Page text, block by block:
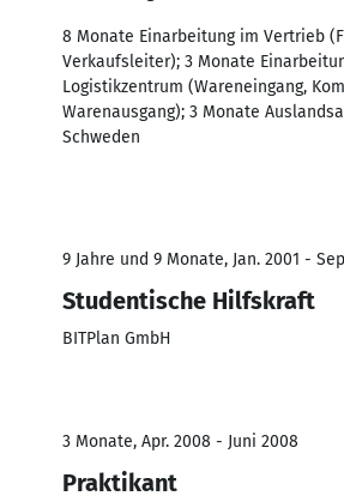
8 Monate Einarbeitung im Vertrieb
Verkaufsleiter); 3 Monate
Logistikzentrum (Wareneingang,
Warenausgang); 3 Monate
Schweden
9 Jahre und 9 Monate, Jan. 2001 -
Studentische Hilfskraft
BITPlan GmbH
3 Monate, Apr. 2008 - Juni 2008
Praktikant